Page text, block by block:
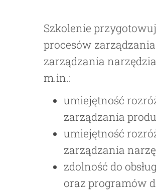
Szkolenie
procesów
zarządzania
m.in.:
umiejętność
zarządzania
umiejętność
zarządzania
zdolność do
oraz programów